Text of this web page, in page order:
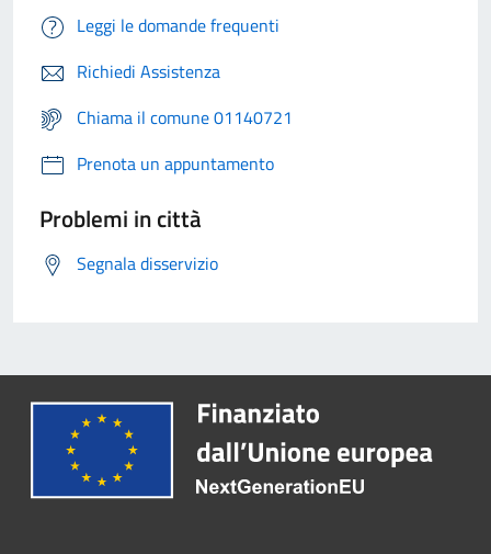
Leggi le domande frequenti
Richiedi Assistenza
Chiama il comune 01140721
Prenota un appuntamento
Problemi in città
Segnala disservizio